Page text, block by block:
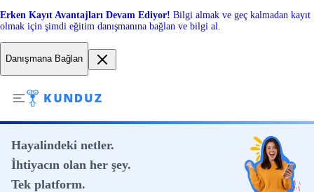
Erken Kayıt Avantajları Devam Ediyor! Bilgi almak ve geç kalmadan kayıt
olmak için şimdi eğitim danışmanına bağlan ve bilgi al.
Danışmana Bağlan
Hayalindeki netler.
İhtiyacın olan her şey.
Tek platform.